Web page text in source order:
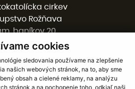
cookies
sledovania používame na zlepšenie
našich webových stránok, na to, aby sme
obsah a cielené reklamy, na analýzu
stránok a na pochopenie toho, odkiaľ naši
cirkev
Rožňava
baníkov 20
01 ROŽŇAVA
058 / 78 77 201